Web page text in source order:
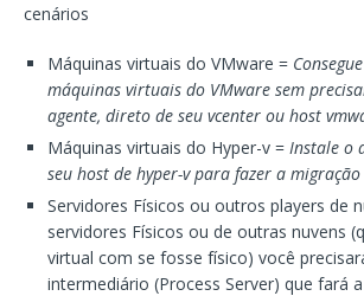
cenários
Máquinas virtuais do VMware =
máquinas virtuais do VMware sem
agente, direto de seu vcenter ou host
Máquinas virtuais do Hyper-v = Instale o
seu host de hyper-v para fazer a migração
Servidores Físicos ou outros players de
servidores Físicos ou de outras nuvens
virtual com se fosse físico) você
intermediário (Process Server) que fará